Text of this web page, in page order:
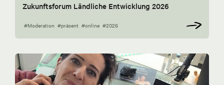
Zukunftsforum Ländliche Entwicklung 2026
#Moderation #präsent #online #2026